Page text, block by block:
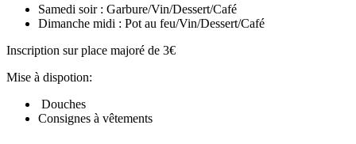
Samedi soir : Garbure/Vin/Dessert/Café
Dimanche midi : Pot au feu/Vin/Dessert/Café
Inscription sur place majoré de 3€
Mise à dispotion:
Douches
Consignes à vêtements